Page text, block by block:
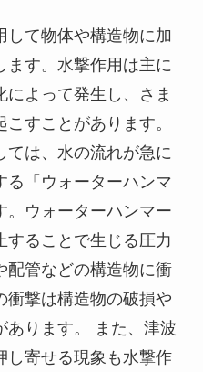
して物体や構造物に加
ます。水撃作用は主に
よって発生し、さま
すことがあります。
ては、水の流れが急に
る「ウォーターハンマ
。ウォーターハンマー
することで生じる圧力
配管などの構造物に衝
衝撃は構造物の破損や
あります。 また、津波
し寄せる現象も水撃作